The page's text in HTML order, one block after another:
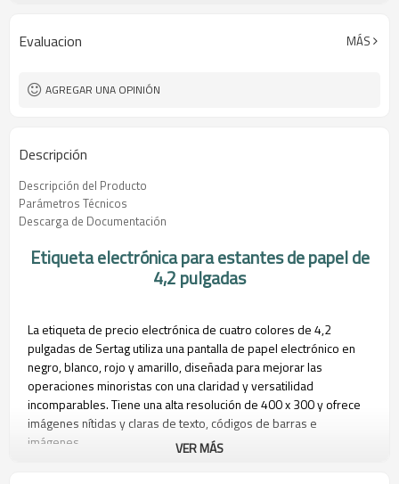
A menos de 30 m (distancia abierta:
50 m)
Evaluacion MÁS
AGREGAR UNA OPINIÓN
Descripción
Descripción del Producto
Parámetros Técnicos
Descarga de Documentación
Etiqueta electrónica para estantes de papel de
4,2 pulgadas
La etiqueta de precio electrónica de cuatro colores de 4,2
pulgadas de Sertag utiliza una pantalla de papel electrónico en
negro, blanco, rojo y amarillo, diseñada para mejorar las
operaciones minoristas con una claridad y versatilidad
incomparables. Tiene una alta resolución de 400 x 300 y ofrece
imágenes nítidas y claras de texto, códigos de barras e
imágenes.
VER MÁS